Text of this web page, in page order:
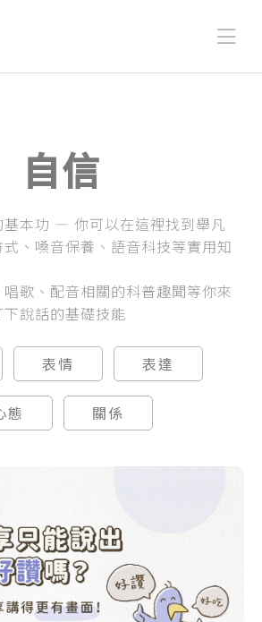
自信
基本功 — 你可以在這裡找到舉凡
、嗓音保養、語音科技等實用知
歌、配音相關的科普趣聞等你來
說話的基礎技能
表情 表達
態 關係